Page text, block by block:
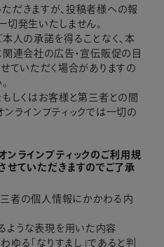
だきますが、投稿者様への報
切発生いたしません。
人の承諾を得ることなく、本
関連会社の広告・宣伝販促の目
ていただく場合がありますの
しくはお客様と第三者との間
ラインブティックでは一切の
ンラインブティックのご利用規
せていただきますのでご了承
者の個人情報にかかわる内
ような表現を用いた内容
る「なりすまし」であると判